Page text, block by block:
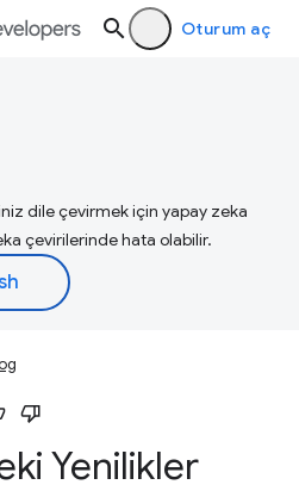
Oturum aç
dile çevirmek için yapay zeka
çevirilerinde hata olabilir.
Yenilikler